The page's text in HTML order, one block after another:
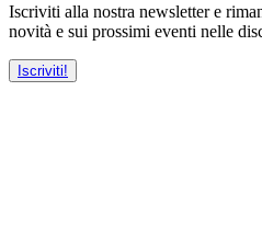
Iscriviti alla nostra newsletter e
novità e sui prossimi eventi nelle
Iscriviti!